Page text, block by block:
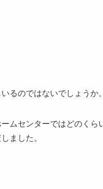
るのではないでしょうか。
ムセンターではどのくら
ました。